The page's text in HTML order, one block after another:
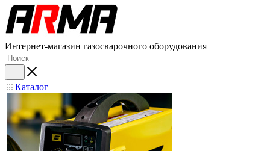
Интернет-магазин газосварочного оборудования
Каталог